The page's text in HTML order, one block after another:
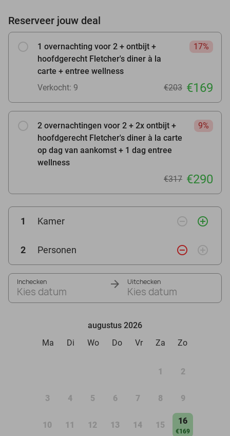
Reserveer jouw deal
1 overnachting voor 2 + ontbijt +
hoofdgerecht Fletcher's diner à la
carte + entree wellness
17%
Verkocht: 9 €203 €169
2 overnachtingen voor 2 + 2x ontbijt +
hoofdgerecht Fletcher's diner à la carte
op dag van aankomst + 1 dag entree
wellness
9%
€317 €290
1 Kamer remove_circle_outline add_circle_outline
2 Personen remove_circle_outline add_circle_outline
Inchecken
Kies datum
Uitchecken
Kies datum
augustus 2026
Ma
Di Wo Do Vr Za Zo
1 2
3 4 5 6 7 8 9
10 11 12 13 14 15 16
€169